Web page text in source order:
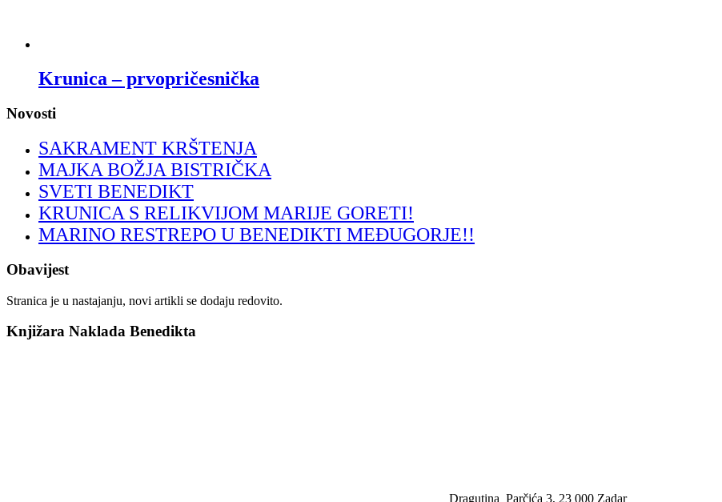
Krunica – prvopričesnička
Novosti
SAKRAMENT KRŠTENJA
MAJKA BOŽJA BISTRIČKA
SVETI BENEDIKT
KRUNICA S RELIKVIJOM MARIJE GORETI!
MARINO RESTREPO U BENEDIKTI MEĐUGORJE!!
Obavijest
Stranica je u nastajanju, novi artikli se dodaju redovito.
Knjižara Naklada Benedikta
Dragutina Parčića 3, 23 000 Zadar